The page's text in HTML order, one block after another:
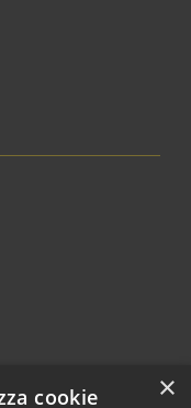
×
cookie